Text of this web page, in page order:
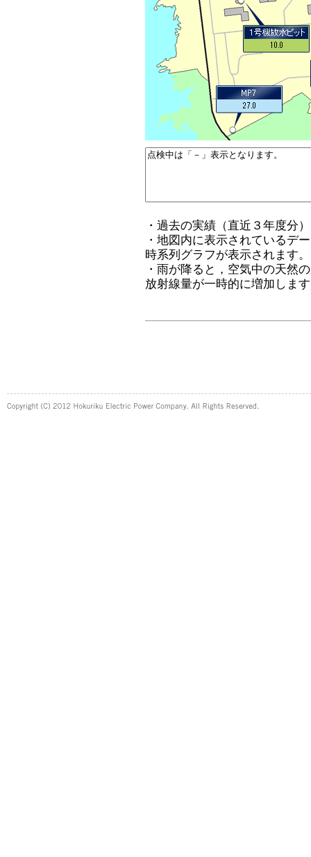
・過去の実績（直近３年度分
・地図内に表示されているデ
時系列グラフが表示されます。
・雨が降ると，空気中の天然
放射線量が一時的に増加しま